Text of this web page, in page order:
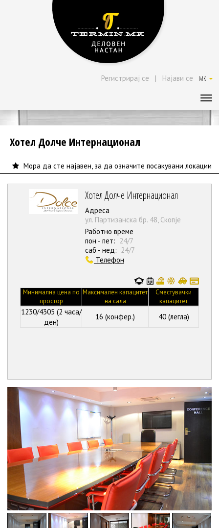
MK
Најави се
|
Регистрирај се
Хотел Долче Интернационал
Мора да сте најавен, за да означите посакувани локации
Хотел Долче Интернационал
Адреса
ул. Партизанска бр. 48, Скопје
Работно време
пон - пет: 24/7
саб - нед: 24/7
Телефон
Минимална цена по
простор
Максимален капацитет
на сала
Сместувачки
капацитет
1230/4305 (2 часа/
ден)
16 (конфер.) 40 (легла)